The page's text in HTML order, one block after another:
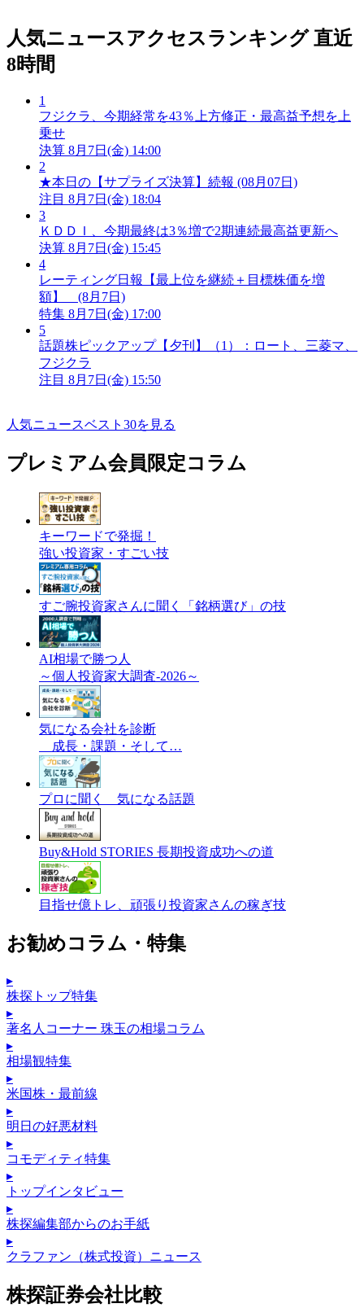
人気ニュースアクセスランキング 直近
8時間
1
フジクラ、今期経常を43％上方修正・最高益予想を上
乗せ
決算 8月7日(金) 14:00
2
★本日の【サプライズ決算】続報 (08月07日)
注目 8月7日(金) 18:04
3
ＫＤＤＩ、今期最終は3％増で2期連続最高益更新へ
決算 8月7日(金) 15:45
4
レーティング日報【最上位を継続＋目標株価を増
額】 (8月7日)
特集 8月7日(金) 17:00
5
話題株ピックアップ【夕刊】（1）：ロート、三菱マ、
フジクラ
注目 8月7日(金) 15:50
人気ニュースベスト30を見る
プレミアム会員限定コラム
キーワードで発掘！
強い投資家・すごい技
すご腕投資家さんに聞く「銘柄選び」の技
AI相場で勝つ人
～個人投資家大調査-2026～
気になる会社を診断
成長・課題・そして…
プロに聞く 気になる話題
Buy&Hold STORIES 長期投資成功への道
目指せ億トレ、頑張り投資家さんの稼ぎ技
お勧めコラム・特集
▸
株探トップ特集
▸
著名人コーナー 珠玉の相場コラム
▸
相場観特集
▸
米国株・最前線
▸
明日の好悪材料
▸
コモディティ特集
▸
トップインタビュー
▸
株探編集部からのお手紙
▸
クラファン（株式投資）ニュース
株探証券会社比較